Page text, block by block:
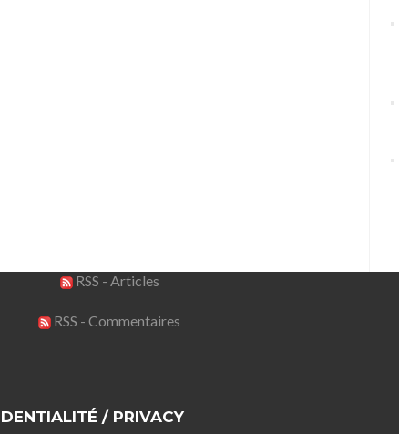
RSS - Articles
RSS - Commentaires
/ PRIVACY